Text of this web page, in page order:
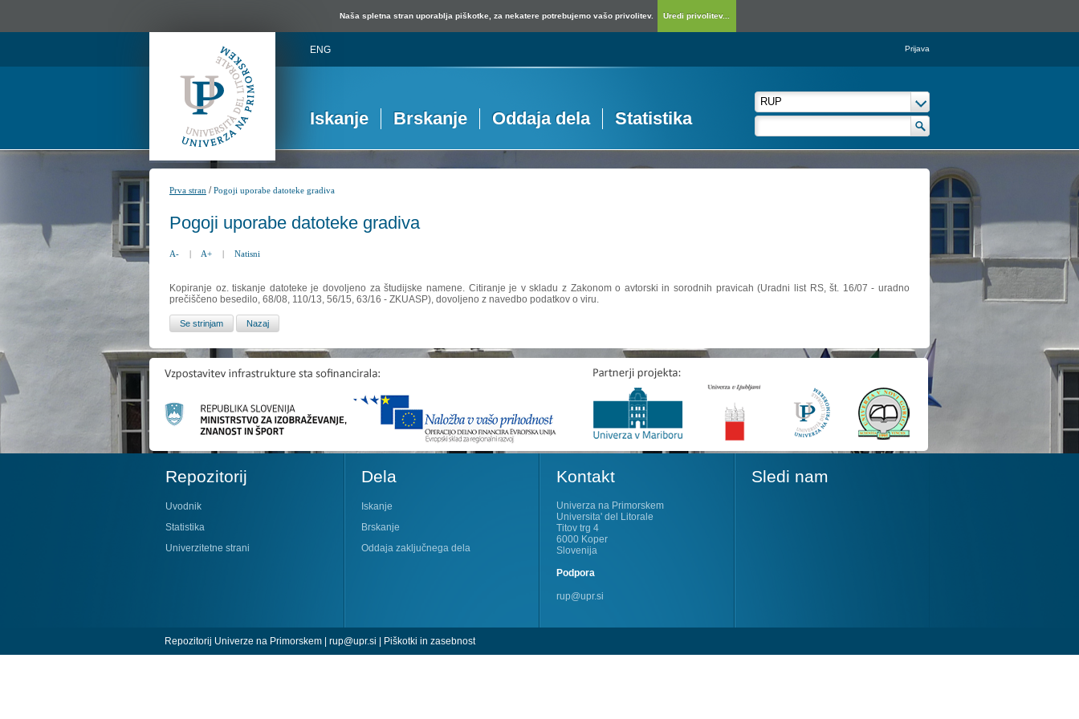
Naša spletna stran uporablja piškotke, za nekatere potrebujemo vašo privolitev. Uredi privolitev...
ENG Prijava
Iskanje Brskanje Oddaja dela Statistika
Prva stran /Pogoji uporabe datoteke gradiva
Pogoji uporabe datoteke gradiva
A- | A+ | Natisni
Kopiranje oz. tiskanje datoteke je dovoljeno za študijske namene. Citiranje je v skladu z Zakonom o avtorski in sorodnih pravicah (Uradni list RS, št. 16/07 - uradno
prečiščeno besedilo, 68/08, 110/13, 56/15, 63/16 - ZKUASP), dovoljeno z navedbo podatkov o viru.
Repozitorij
Uvodnik
Statistika
Univerzitetne strani
Dela
Iskanje
Brskanje
Oddaja zaključnega dela
Kontakt
Univerza na Primorskem
Universita' del Litorale
Titov trg 4
6000 Koper
Slovenija
Podpora
rup@upr.si
Sledi nam
Repozitorij Univerze na Primorskem | rup@upr.si | Piškotki in zasebnost